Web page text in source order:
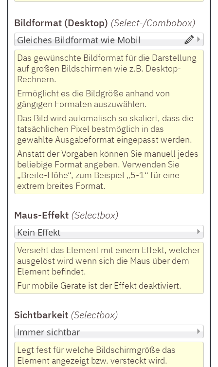
Bildformat (Desktop) (Select-/Combobox)
Das gewünschte Bildformat für die Darstellung
auf großen Bildschirmen wie z.B. Desktop-
Rechnern.
Ermöglicht es die Bildgröße anhand von
gängigen Formaten auszuwählen.
Das Bild wird automatisch so skaliert, dass die
tatsächlichen Pixel bestmöglich in das
gewählte Ausgabeformat eingepasst werden.
Anstatt der Vorgaben können Sie manuell jedes
beliebige Format angeben. Verwenden Sie
„Breite-Höhe“, zum Beispiel „5-1“ für eine
extrem breites Format.
Maus-Effekt (Selectbox)
Versieht das Element mit einem Effekt, welcher
ausgelöst wird wenn sich die Maus über dem
Element befindet.
Für mobile Geräte ist der Effekt deaktiviert.
Sichtbarkeit (Selectbox)
Legt fest für welche Bildschirmgröße das
Element angezeigt bzw. versteckt wird.